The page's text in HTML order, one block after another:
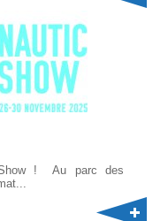
Show ! Au parc des